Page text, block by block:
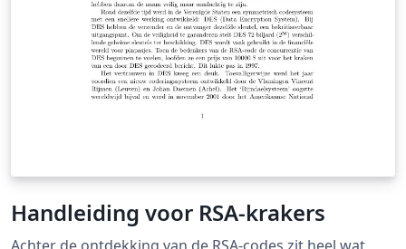
Handleiding voor RSA-krakers